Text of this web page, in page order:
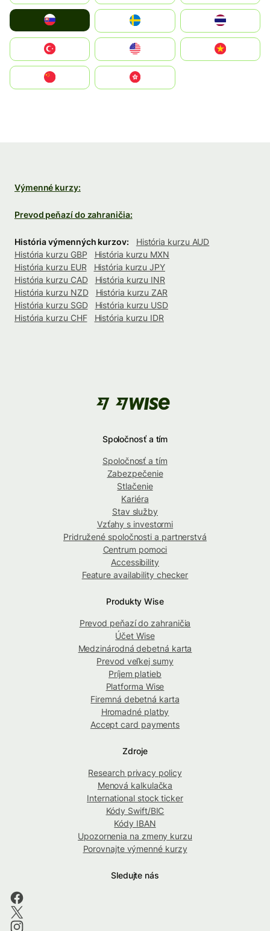
United States
中國香港特別行政區
Výmenné kurzy:
Prevod peňazí do zahraničia:
História výmenných kurzov:
História kurzu AUD
História kurzu GBP
História kurzu MXN
História kurzu EUR
História kurzu JPY
História kurzu CAD
História kurzu INR
História kurzu NZD
História kurzu ZAR
História kurzu SGD
História kurzu USD
História kurzu CHF
História kurzu IDR
Spoločnosť a tím
Spoločnosť a tím
Zabezpečenie
Stlačenie
Kariéra
Stav služby
Vzťahy s investormi
Pridružené spoločnosti a partnerstvá
Centrum pomoci
Accessibility
Feature availability checker
Produkty Wise
Prevod peňazí do zahraničia
Účet Wise
Medzinárodná debetná karta
Prevod veľkej sumy
Príjem platieb
Platforma Wise
Firemná debetná karta
Hromadné platby
Accept card payments
Zdroje
Research privacy policy
Menová kalkulačka
International stock ticker
Kódy Swift/BIC
Kódy IBAN
Upozornenia na zmeny kurzu
Porovnajte výmenné kurzy
Sledujte nás